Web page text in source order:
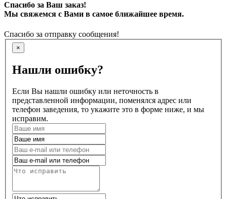
Спасибо за Ваш заказ!
Мы свяжемся с Вами в самое ближайшее время.
Спасибо за отправку сообщения!
×
Нашли ошибку?
Если Вы нашли ошибку или неточность в
представленной информации, поменялся адрес или
телефон заведения, то укажите это в форме ниже, и мы
исправим.